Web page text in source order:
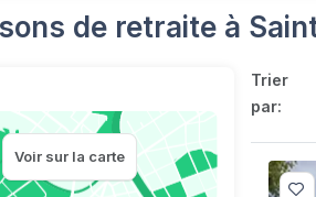
de retraite à
Voir sur la carte
Trier
par: